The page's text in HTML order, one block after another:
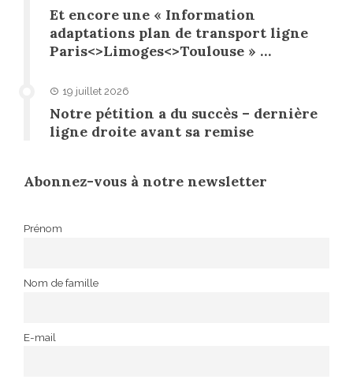
Et encore une « Information
adaptations plan de transport ligne
Paris<>Limoges<>Toulouse » …
19 juillet 2026
Notre pétition a du succès – dernière
ligne droite avant sa remise
Abonnez-vous à notre newsletter
Prénom
Nom de famille
E-mail